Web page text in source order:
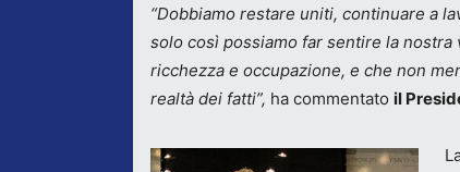
“Dobbiamo restare uniti, continuare a
solo così possiamo far sentire la
ricchezza e occupazione, e che non
realtà dei fatti”, ha commentato il